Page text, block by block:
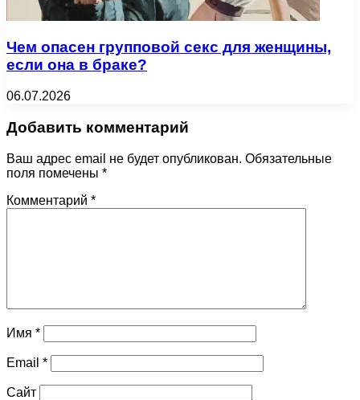
Чем опасен групповой секс для женщины,
если она в браке?
06.07.2026
Добавить комментарий
Ваш адрес email не будет опубликован. Обязательные
поля помечены *
Комментарий *
Имя *
Email *
Сайт